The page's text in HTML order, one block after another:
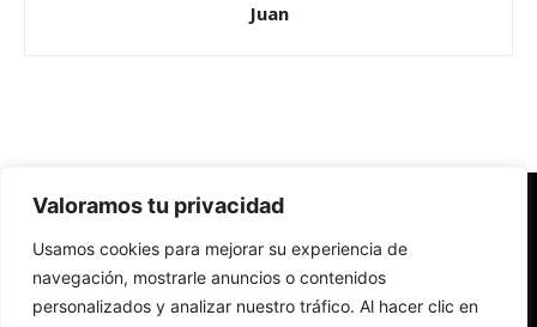
Valoramos tu privacidad
Usamos cookies para mejorar su experiencia de
navegación, mostrarle anuncios o contenidos
personalizados y analizar nuestro tráfico. Al hacer clic en
Juan
Redes Cristianas
Una mirada alternativa sobre la Iglesia católica y la sociedad
- Colectivos de Redes Cristianas